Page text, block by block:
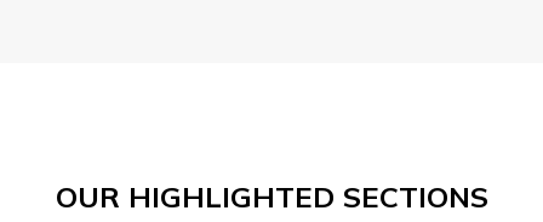
OUR HIGHLIGHTED SECTIONS